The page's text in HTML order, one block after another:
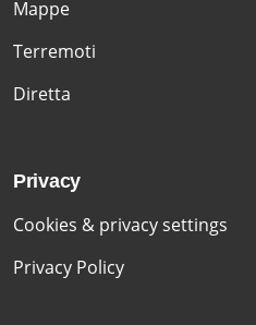
Mappe
Terremoti
Diretta
Privacy
Cookies & privacy settings
Privacy Policy